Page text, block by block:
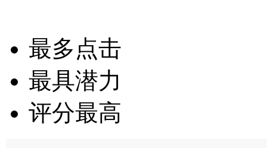
最多点击
最具潜力
评分最高